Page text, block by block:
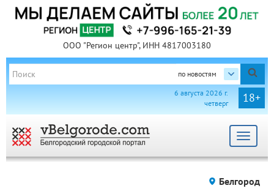
ООО "Регион центр", ИНН 4817003180
по новостям
18+
6 августа 2026 г.
четверг
Toggle
Белгород